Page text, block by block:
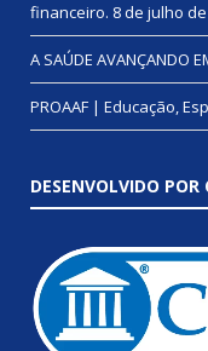
financeiro. 8 de julho
A SAÚDE AVANÇANDO
PROAAF | Educação,
DESENVOLVIDO POR